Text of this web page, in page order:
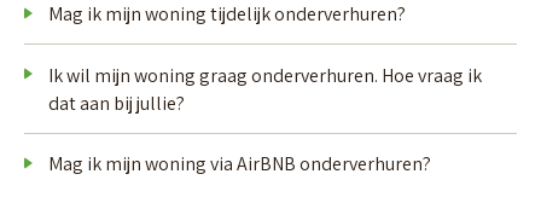
Mag ik mijn woning tijdelijk onderverhuren?
Ik wil mijn woning graag onderverhuren. Hoe vraag ik
dat aan bij jullie?
Mag ik mijn woning via AirBNB onderverhuren?